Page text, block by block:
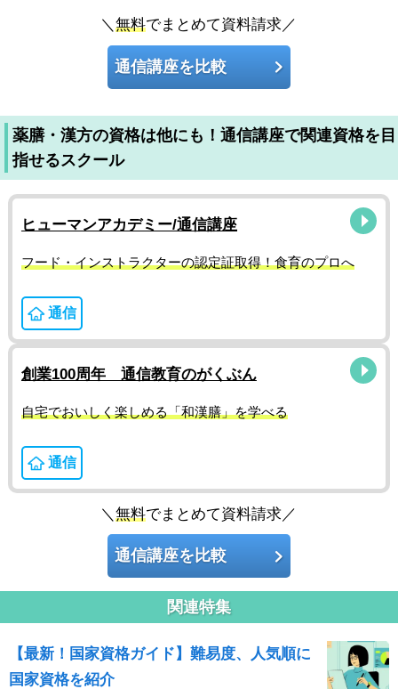
＼無料でまとめて資料請求／
通信講座を比較
薬膳・漢方の資格は他にも！通信講座で関連資格を目
指せるスクール
ヒューマンアカデミー/通信講座
フード・インストラクターの認定証取得！食育のプロへ
通信
創業100周年 通信教育のがくぶん
自宅でおいしく楽しめる「和漢膳」を学べる
通信
＼無料でまとめて資料請求／
通信講座を比較
関連特集
【最新！国家資格ガイド】難易度、人気順に
国家資格を紹介